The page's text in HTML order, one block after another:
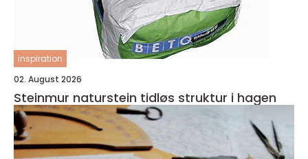
inspiration
02. August 2026
Steinmur naturstein tidløs struktur i hagen